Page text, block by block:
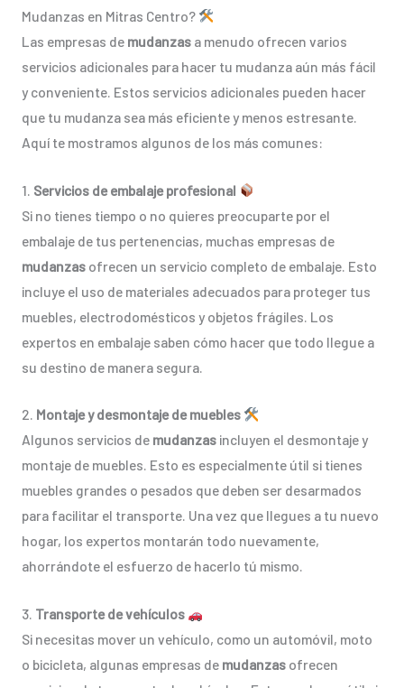
Mudanzas en Mitras Centro?
Las empresas de mudanzas a menudo ofrecen varios
servicios adicionales para hacer tu mudanza aún más fácil
y conveniente. Estos servicios adicionales pueden hacer
que tu mudanza sea más eficiente y menos estresante.
Aquí te mostramos algunos de los más comunes:
1. Servicios de embalaje profesional
Si no tienes tiempo o no quieres preocuparte por el
embalaje de tus pertenencias, muchas empresas de
mudanzasofrecen un servicio completo de embalaje. Esto
incluye el uso de materiales adecuados para proteger tus
muebles, electrodomésticos y objetos frágiles. Los
expertos en embalaje saben cómo hacer que todo llegue a
su destino de manera segura.
2. Montaje y desmontaje de muebles
Algunos servicios de mudanzas incluyen el desmontaje y
montaje de muebles. Esto es especialmente útil si tienes
muebles grandes o pesados que deben ser desarmados
para facilitar el transporte. Una vez que llegues a tu nuevo
hogar, los expertos montarán todo nuevamente,
ahorrándote el esfuerzo de hacerlo tú mismo.
3. Transporte de vehículos
Si necesitas mover un vehículo, como un automóvil, moto
o bicicleta, algunas empresas de mudanzas ofrecen